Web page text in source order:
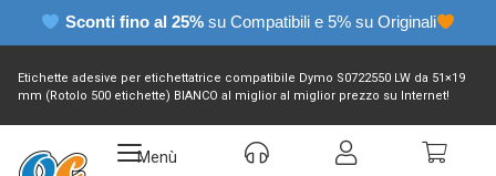
Sconti fino al 25% su Compatibili e 5% su Originali
Etichette adesive per etichettatrice compatibile Dymo S0722550 LW da 51×19
mm (Rotolo 500 etichette) BIANCO al miglior al miglior prezzo su Internet!
Menù